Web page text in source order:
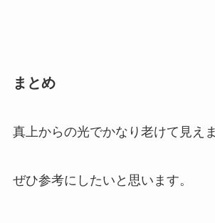
まとめ
真上からの光でかなり老けて見え
ぜひ参考にしたいと思います。